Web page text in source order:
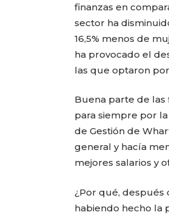
finanzas en
sector ha
16,5% menos de
ha provocado el
las que optaron
Buena parte de
para siempre por
de Gestión de
general y hacía
mejores salarios y
¿Por qué,
habiendo hecho la